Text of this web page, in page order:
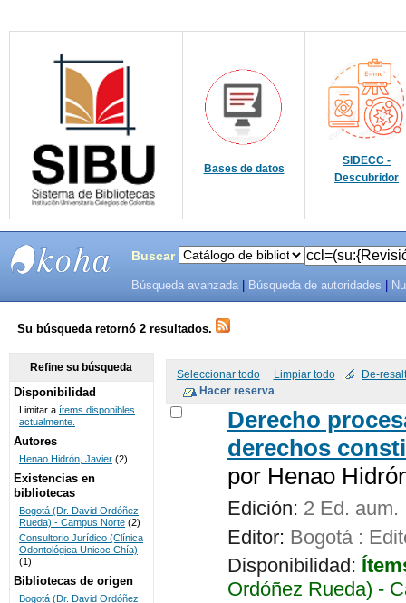
Bases de datos
SIDECC -
Descubridor
SISTEMAS
DE
BIBLIOTECAS
UNICOC
Buscar
Búsqueda avanzada Búsqueda de autoridades
Su búsqueda retornó 2 resultados.
Seleccionar todo Limpiar todo De-
Derecho
derechos
por Henao
Edición: 2 Ed. aum.
Editor: Bogotá :
Disponibilidad:
Ordóñez Rueda) -
Refine su búsqueda
Disponibilidad
Limitar a ítems disponibles
actualmente.
Autores
Henao Hidrón, Javier (2)
Existencias en
bibliotecas
Bogotá (Dr. David Ordóñez
Rueda) - Campus Norte (2)
Consultorio Jurídico (Clínica
Odontológica Unicoc Chía)
(1)
Bibliotecas de origen
Bogotá (Dr. David Ordóñez